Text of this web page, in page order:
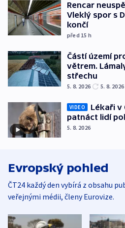
Rencar
Vleklý spor s
končí
před 15 h
Částí území
větrem.
střechu
5. 8. 2026 5. 8. 2026
VIDEO
Lékaři v
patnáct lidí
5. 8. 2026
Evropský pohled
ČT24 každý den vybírá z obsahu
veřejnými médii, členy Eurovize.